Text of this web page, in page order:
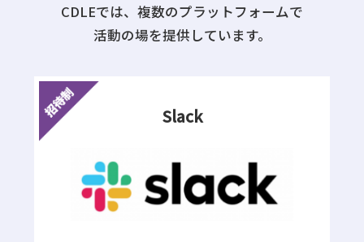
CDLEでは、複数のプラットフォームで
活動の場を提供しています。
Slack